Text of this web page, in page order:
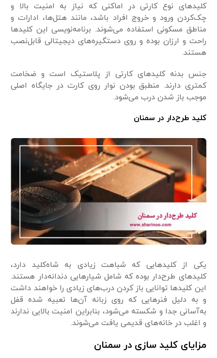
کلیدهای نوع کارتی در اماکنی که نیاز به امنیت بالا و
چک‌کردن ورود و خروج افراد باشد، مانند هتل‌ها، ادارات و
مناطق مسکونی استفاده می‌شوند. برنامه‌نویسی این کلیدها
راحت و ارزان بوده و روی دستگیره‌های دیجیتالی قابل‌نصب
هستند.
جنس بدنه کلیدهای کارتی از پلاستیک است و ضخامت
کمتری دارند. منطبق بودن نوار روی کارت در جایگاه اصلی
موجب باز شدن درب می‌شود.
کلید طرح‌دار در سمنان
یکی از کلیدهایی که شباهت زیادی به شاه‌کلید دارد،
کلیدهای طرح‌دار بوده که شامل شیارهایی دندانه‌دار هستند.
این کلیدها توانایی باز کردن درب‌های زیادی را خواهند داشت
و به دلیل فنرهایی که روی زبانه آن‌ها تعبیه شده قفل
به‌آسانی جدا و شکسته می‌شود، بنابراین امنیت بالایی ندارند
و اغلب در خانه‌های قدیمی یافت می‌شوند.
مزایای کلید سازی در سمنان